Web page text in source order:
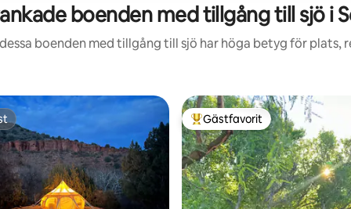
boenden med tillgång till sjö i
boenden med tillgång till sjö har höga betyg för plats,
Populär gästfavorit
Gästfavorit